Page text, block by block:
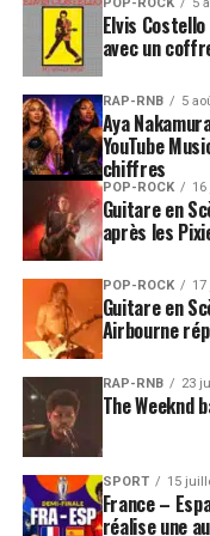
y est, c’est la
Squidrick :C’est
allons révolutionner.
marionnettes se
sera une mort douce
sans effets spéciaux.
Et sinon,
nouvel album ?
Hip-Hopnotist :Des
nouvelles, de
nouvelles
Gonzales ou Jane
qu’elle ait accepté
pourtant, « Jane, tu
il y a un requin dans
ça… »
Elvis
avec un
RAP-RNB 5
Aya
YouTube
chiffres
POP-ROCK
Guitare en
après les
POP-ROCK
Guitare en
Airbourne
RAP-RNB 23
The Weeknd
SPORT 15
France –
réalise une